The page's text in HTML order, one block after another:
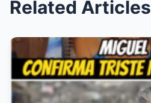
Related Articles